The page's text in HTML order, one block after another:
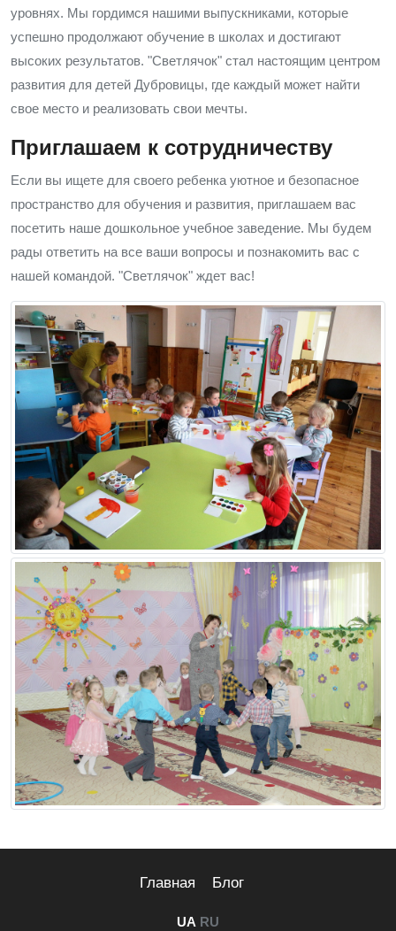
уровнях. Мы гордимся нашими выпускниками, которые
успешно продолжают обучение в школах и достигают
высоких результатов. "Светлячок" стал настоящим центром
развития для детей Дубровицы, где каждый может найти
свое место и реализовать свои мечты.
Приглашаем к сотрудничеству
Если вы ищете для своего ребенка уютное и безопасное
пространство для обучения и развития, приглашаем вас
посетить наше дошкольное учебное заведение. Мы будем
рады ответить на все ваши вопросы и познакомить вас с
нашей командой. "Светлячок" ждет вас!
Главная Блог
UA RU